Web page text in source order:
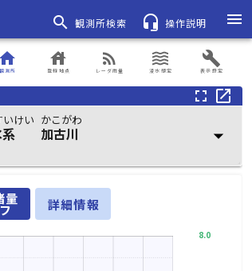
search 観測所検索 headset_mic 操作説明
menu
観測所
home
登録地点
house
レーダ雨量
rss_feed
浸水想定
waves
表示設定
build
fullscreen open_in_new
けい かこがわ
加古川 arrow_drop_down
量 詳細情報
8.0